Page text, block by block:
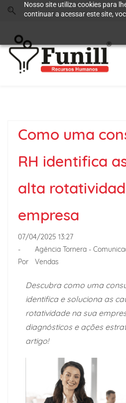
Nosso site utiliza cookies para
continuar a acessar este site,
Skip
search
Skip
main
content
Como uma
RH identifica
alta
empresa
07/04/2025 13:27
-
Por
Agência Tornera -
Vendas
Descubra como uma
identifica e soluciona as
rotatividade na sua
diagnósticos e ações
artigo!